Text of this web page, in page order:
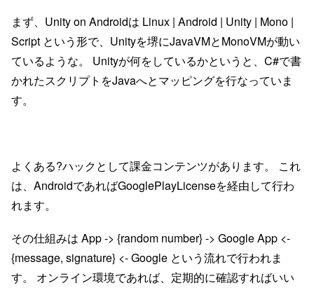
まず、Unity on Androidは Linux | Android | Unity | Mono |
Script という形で、Unityを堺にJavaVMとMonoVMが動い
ているような。 Unityが何をしているかというと、C#で書
かれたスクリプトをJavaへとマッピングを行なっていま
す。
よくある?ハックとして課金コンテンツがあります。 これ
は、AndroidであればGooglePlayLicenseを経由して行わ
れます。
その仕組みは App -> {random number} -> Google App <-
{message, signature} <- Google という流れで行われま
す。 オンライン環境であれば、定期的に確認すればいい